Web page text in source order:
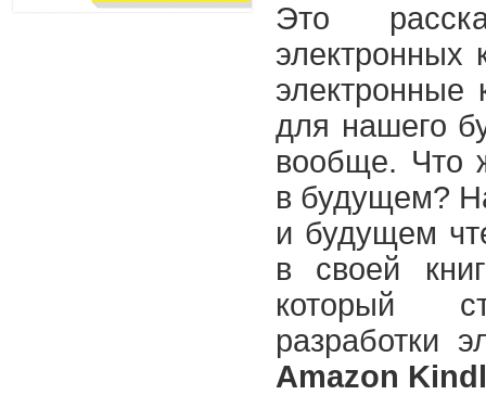
Это
электронных
электронные
для нашего
вообще. Что
в будущем?
и будущем
в своей
который
разработки
Amazon